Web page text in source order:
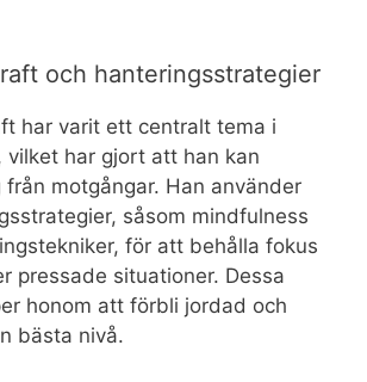
och hanteringsstrategier
har varit ett centralt tema i
vilket har gjort att han kan
från motgångar. Han använder
såsom mindfulness
för att behålla fokus
pressade situationer. Dessa
honom att förbli jordad och
bästa nivå.